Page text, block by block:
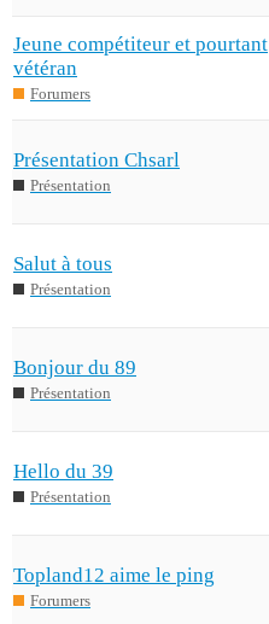
Jeune compétiteur et pourtant
vétéran
Forumers
Présentation Chsarl
Présentation
Salut à tous
Présentation
Bonjour du 89
Présentation
Hello du 39
Présentation
Topland12 aime le ping
Forumers